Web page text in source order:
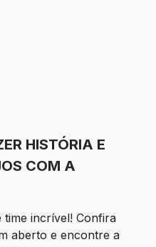
HISTÓRIA E
COM A
time incrível! Confira
aberto e encontre a